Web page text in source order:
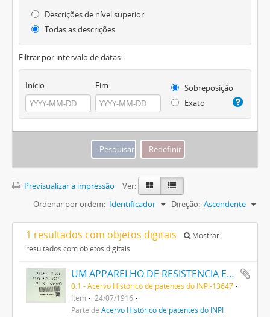
Descrições de nível superior
Todas as descrições
Filtrar por intervalo de datas:
Início Fim
Sobreposição
Exato
Previsualizar a impressão
Ver:
Ordenar por ordem: Identificador Direção: Ascendente
1 resultados com objetos digitais
Mostrar
resultados com objetos digitais
UM APPARELHO DE RESISTENCIA ELECTRICA NEGATIVA
0.1 - Acervo Histórico de patentes do INPI-13647
Item
24/07/1916
Parte de Acervo Histórico de patentes do INPI